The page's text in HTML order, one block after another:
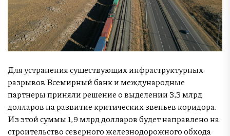
Для устранения существующих инфраструктурных
разрывов Всемирный банк и международные
партнеры приняли решение о выделении 3,3 млрд
долларов на развитие критических звеньев коридора.
Из этой суммы 1,9 млрд долларов будет направлено на
строительство северного железнодорожного обхода